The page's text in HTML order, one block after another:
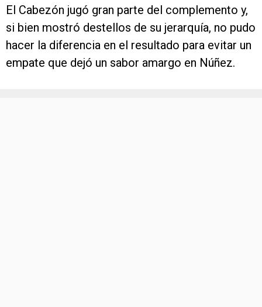
El Cabezón jugó gran parte del complemento y,
si bien mostró destellos de su jerarquía, no pudo
hacer la diferencia en el resultado para evitar un
empate que dejó un sabor amargo en Núñez.